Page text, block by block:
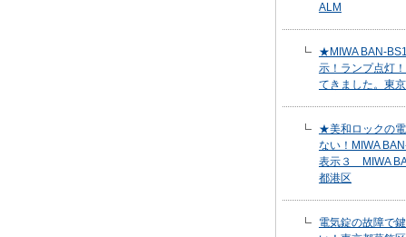
ALM
★MIWA BAN-
示！ランプ点灯
てきました。東
★美和ロックの
ない！MIWA
表示３ MIWA
都港区
電気錠の故障で